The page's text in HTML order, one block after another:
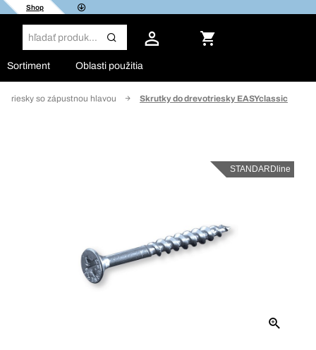
Shop
Sortiment Oblasti použitia
so zápustnou hlavou Skrutky do drevotriesky EASYclassic
STANDARDline